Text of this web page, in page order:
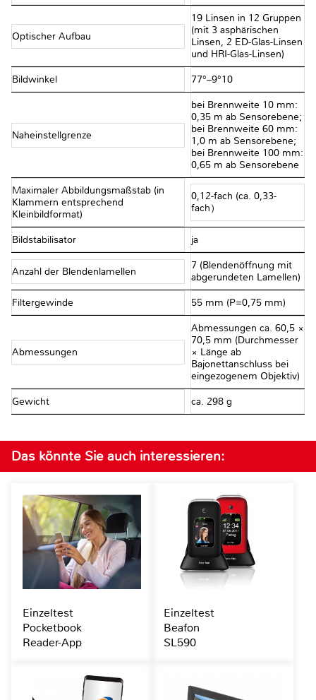
Optischer Aufbau
19 Linsen in 12 Gruppen
(mit 3 asphärischen
Linsen, 2 ED-Glas-Linsen
und HRI-Glas-Linsen)
Bildwinkel 77°–9°10
Naheinstellgrenze
bei Brennweite 10 mm:
0,35 m ab Sensorebene;
bei Brennweite 60 mm:
1,0 m ab Sensorebene;
bei Brennweite 100 mm:
0,65 m ab Sensorebene
Maximaler Abbildungsmaßstab (in
Klammern entsprechend
Kleinbildformat)
0,12-fach (ca. 0,33-
fach）
Bildstabilisator ja
Anzahl der Blendenlamellen
7 (Blendenöffnung mit
abgerundeten Lamellen)
Filtergewinde 55 mm (P=0,75 mm)
Abmessungen
Abmessungen ca. 60,5 ×
70,5 mm (Durchmesser
× Länge ab
Bajonettanschluss bei
eingezogenem Objektiv)
Gewicht ca. 298 g
Das könnte Sie auch interessieren:
Einzeltest
Pocketbook
Reader-App
Einzeltest
Beafon
SL590